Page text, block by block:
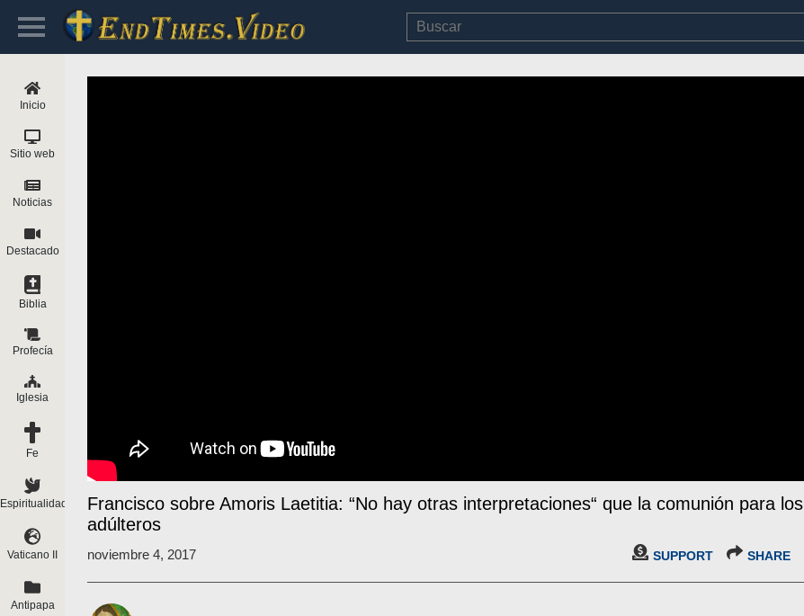
Francisco sobre Amoris Laetitia: “No hay otras interpretaciones“ que la comunión para los
adúlteros
noviembre 4, 2017 SUPPORT SHARE
Inicio
Sitio web
Noticias
Destacado
Biblia
Profecía
Iglesia
Fe
Espiritualidad
Vaticano II
Antipapa